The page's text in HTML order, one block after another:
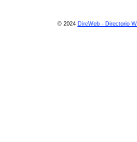
© 2024 DireWeb - Directorio